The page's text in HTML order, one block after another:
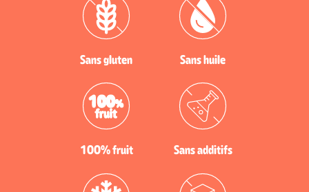
Sans gluten Sans huile
100% fruit Sans additifs